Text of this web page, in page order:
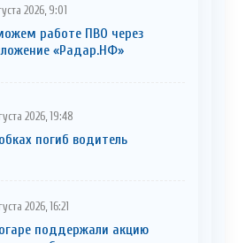
2026, 9:01
работе ПВО через
«Радар.НФ»
2026, 19:48
погиб водитель
2026, 16:21
поддержали акцию